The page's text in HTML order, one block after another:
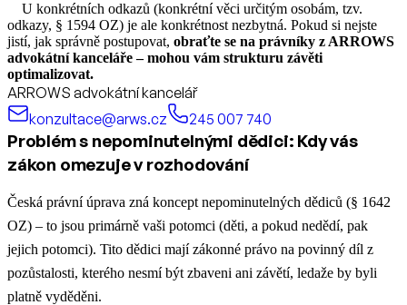
U konkrétních odkazů (konkrétní věci určitým osobám, tzv.
odkazy, § 1594 OZ) je ale konkrétnost nezbytná. Pokud si nejste
jistí, jak správně postupovat, obraťte se na právníky z ARROWS
advokátní kanceláře – mohou vám strukturu závěti
optimalizovat.
ARROWS advokátní kancelář
konzultace@arws.cz
245 007 740
Problém s nepominutelnými dědici: Kdy vás
zákon omezuje v rozhodování
Česká právní úprava zná koncept nepominutelných dědiců (§ 1642
OZ) – to jsou primárně vaši potomci (děti, a pokud nedědí, pak
jejich potomci). Tito dědici mají zákonné právo na povinný díl z
pozůstalosti, kterého nesmí být zbaveni ani závětí, ledaže by byli
platně vyděděni.